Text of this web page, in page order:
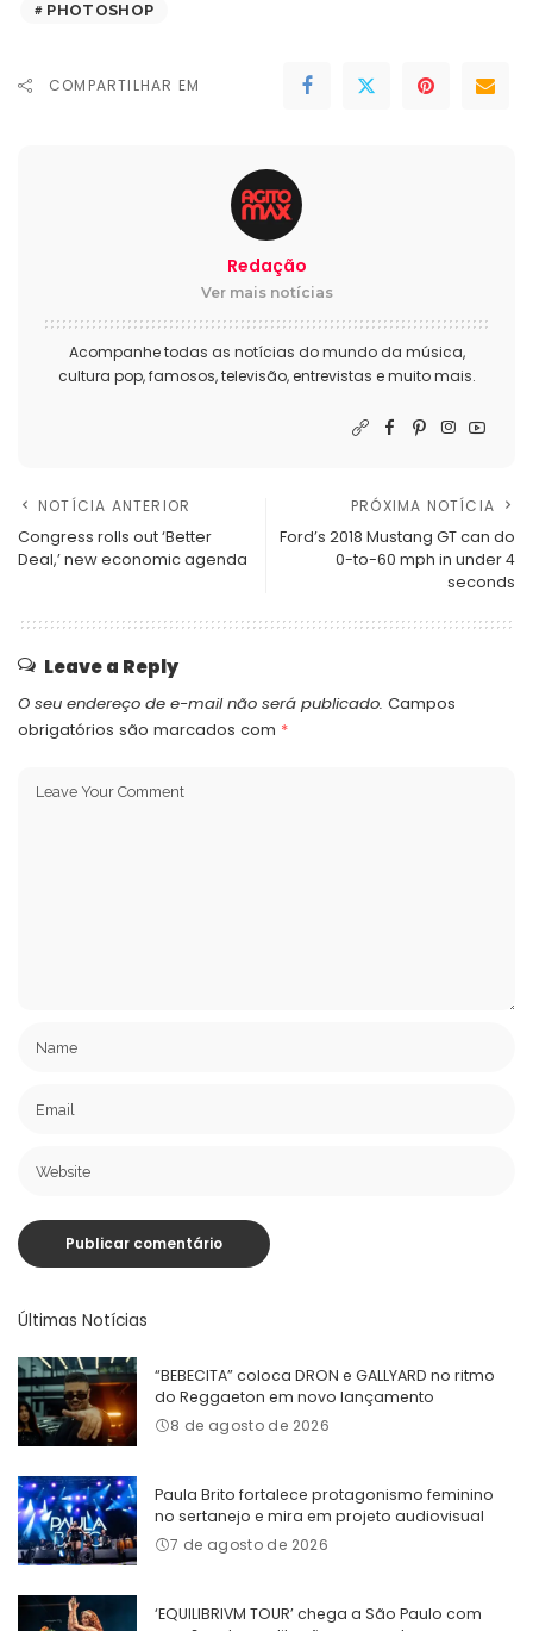
PHOTOSHOP
COMPARTILHAR EM
Redação
Ver mais notícias
Acompanhe todas as notícias do mundo da música,
cultura pop, famosos, televisão, entrevistas e muito mais.
NOTÍCIA ANTERIOR
Congress rolls out ‘Better
Deal,’ new economic agenda
PRÓXIMA NOTÍCIA
Ford’s 2018 Mustang GT can do
0-to-60 mph in under 4
seconds
Leave a Reply
O seu endereço de e-mail não será publicado. Campos
obrigatórios são marcados com *
Últimas Notícias
“BEBECITA” coloca DRON e GALLYARD no ritmo
do Reggaeton em novo lançamento
8 de agosto de 2026
Paula Brito fortalece protagonismo feminino
no sertanejo e mira em projeto audiovisual
7 de agosto de 2026
‘EQUILIBRIVM TOUR’ chega a São Paulo com